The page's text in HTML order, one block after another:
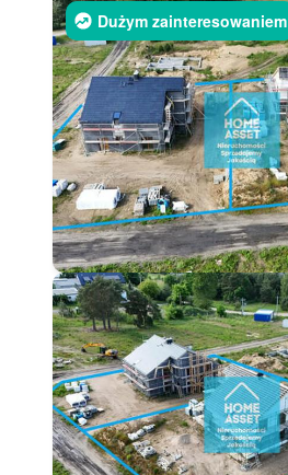
Dużym zainteresowaniem